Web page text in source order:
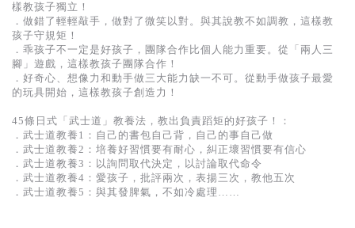
樣教孩子獨立！
．做錯了輕輕敲手，做對了微笑以對。與其說教不如調教，這樣教
孩子守規矩！
．乖孩子不一定是好孩子，團隊合作比個人能力重要。從「兩人三
腳」遊戲，這樣教孩子團隊合作！
．好奇心、想像力和動手做三大能力缺一不可。從動手做孩子最愛
的玩具開始，這樣教孩子創造力！
45條日式「武士道」教養法，教出負責蹈矩的好孩子！：
．武士道教養1：自己的書包自己背，自己的事自己做
．武士道教養2：培養好習慣要有耐心，糾正壞習慣要有信心
．武士道教養3：以詢問取代決定，以討論取代命令
．武士道教養4：愛孩子，批評兩次，表揚三次，教他五次
．武士道教養5：與其發脾氣，不如冷處理……